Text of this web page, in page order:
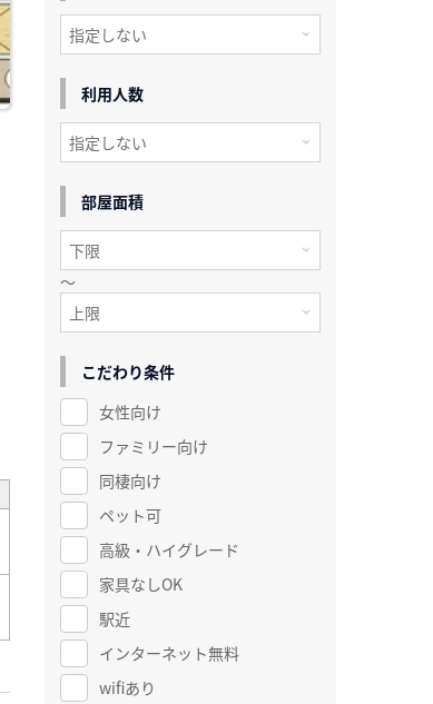
利用人数
部屋面積
～
こだわり条件
女性向け
ファミリー向け
同棲向け
ペット可
高級・ハイグレード
家具なしOK
駅近
インターネット無料
wifiあり